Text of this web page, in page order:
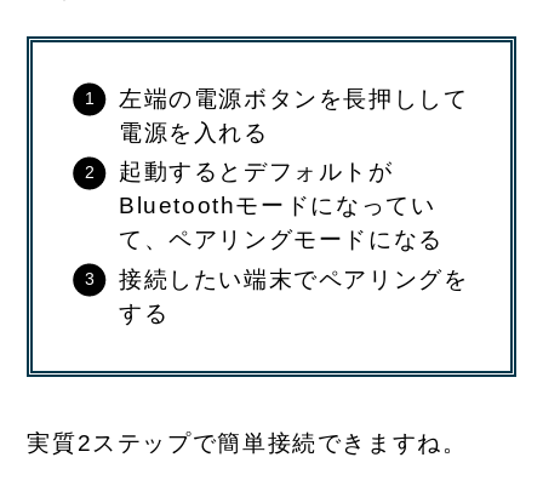
左端の電源ボタンを長押しして
電源を入れる
起動するとデフォルトが
Bluetoothモードになってい
て、ペアリングモードになる
接続したい端末でペアリングを
する
実質2ステップで簡単接続できますね。